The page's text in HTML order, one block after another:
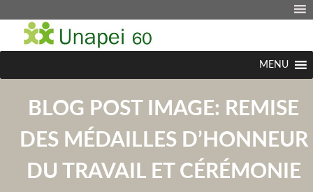
MENU
BLOG POST IMAGE: REMISE
DES MÉDAILLES D’HONNEUR
DU TRAVAIL ET CÉRÉMONIE